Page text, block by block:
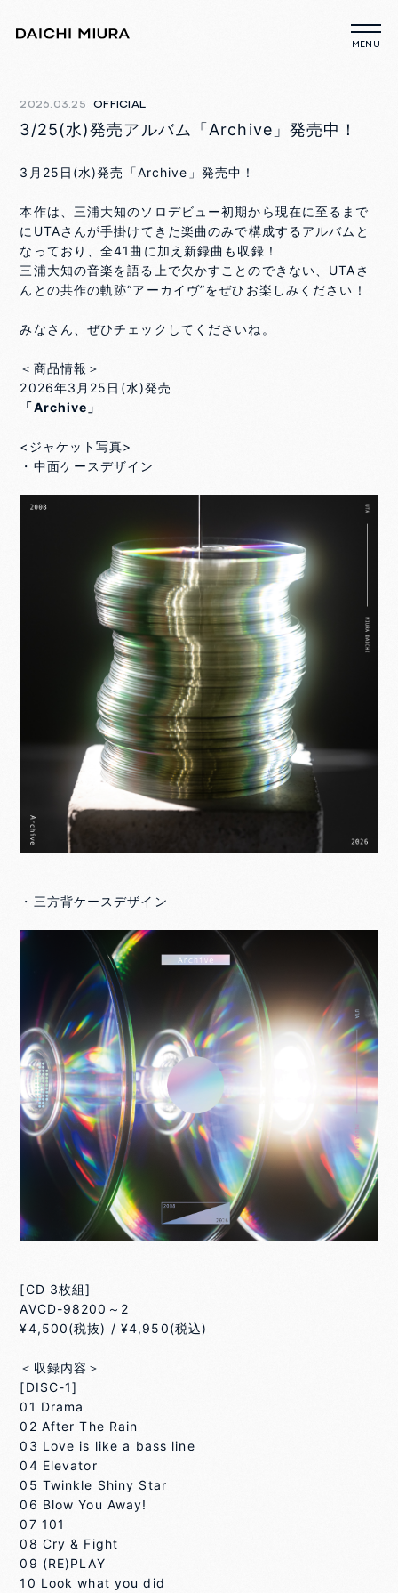
2026.03.25 OFFICIAL
3/25(水)発売アルバム「Archive」発売中！
3月25日(水)発売「Archive」発売中！
本作は、三浦大知のソロデビュー初期から現在に至るまで
にUTAさんが手掛けてきた楽曲のみで構成するアルバムと
なっており、全41曲に加え新録曲も収録！
三浦大知の音楽を語る上で欠かすことのできない、UTAさ
んとの共作の軌跡“アーカイヴ”をぜひお楽しみください！
みなさん、ぜひチェックしてくださいね。
＜商品情報＞
2026年3月25日(水)発売
「Archive」
<ジャケット写真>
・中面ケースデザイン
・三方背ケースデザイン
[CD 3枚組]
AVCD-98200～2
¥4,500(税抜) / ¥4,950(税込)
＜収録内容＞
[DISC-1]
01 Drama
02 After The Rain
03 Love is like a bass line
04 Elevator
05 Twinkle Shiny Star
06 Blow You Away!
07 101
08 Cry & Fight
09 (RE)PLAY
10 Look what you did